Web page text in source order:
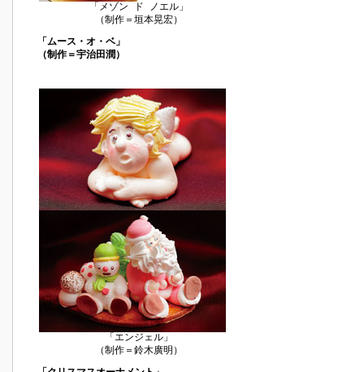
「メゾン ド ノエル」
（制作＝垣本晃宏）
「ムース・オ・ベ」
（制作＝宇治田潤）
「エンジェル」
（制作＝鈴木廣明）